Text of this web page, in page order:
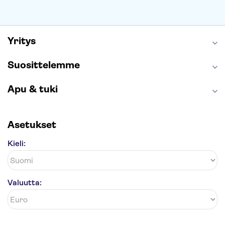
Yritys
Suosittelemme
Apu & tuki
Asetukset
Kieli:
Valuutta: